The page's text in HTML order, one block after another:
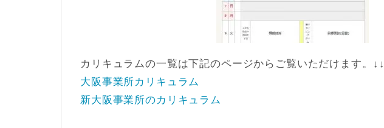
カリキュラムの一覧は下記のページからご覧いただけます。↓↓
大阪事業所カリキュラム
新大阪事業所のカリキュラム